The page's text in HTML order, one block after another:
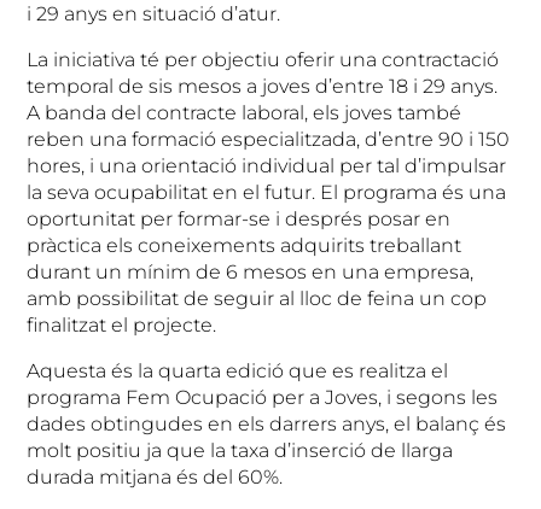
i 29 anys en situació d’atur.
La iniciativa té per objectiu oferir una contractació
temporal de sis mesos a joves d’entre 18 i 29 anys.
A banda del contracte laboral, els joves també
reben una formació especialitzada, d’entre 90 i 150
hores, i una orientació individual per tal d’impulsar
la seva ocupabilitat en el futur. El programa és una
oportunitat per formar-se i després posar en
pràctica els coneixements adquirits treballant
durant un mínim de 6 mesos en una empresa,
amb possibilitat de seguir al lloc de feina un cop
finalitzat el projecte.
Aquesta és la quarta edició que es realitza el
programa Fem Ocupació per a Joves, i segons les
dades obtingudes en els darrers anys, el balanç és
molt positiu ja que la taxa d’inserció de llarga
durada mitjana és del 60%.